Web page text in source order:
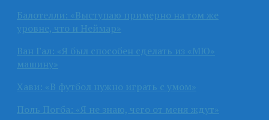
Балотелли: «Выступаю примерно на том же
уровне, что и Неймар»
Ван Гал: «Я был способен сделать из «МЮ»
машину»
Хави: «В футбол нужно играть с умом»
Поль Погба: «Я не знаю, чего от меня ждут»